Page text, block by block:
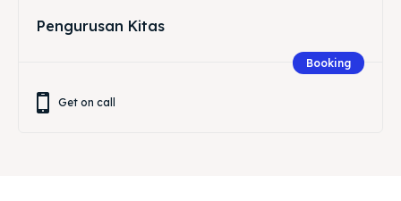
Pengurusan Kitas
Booking
Get on call